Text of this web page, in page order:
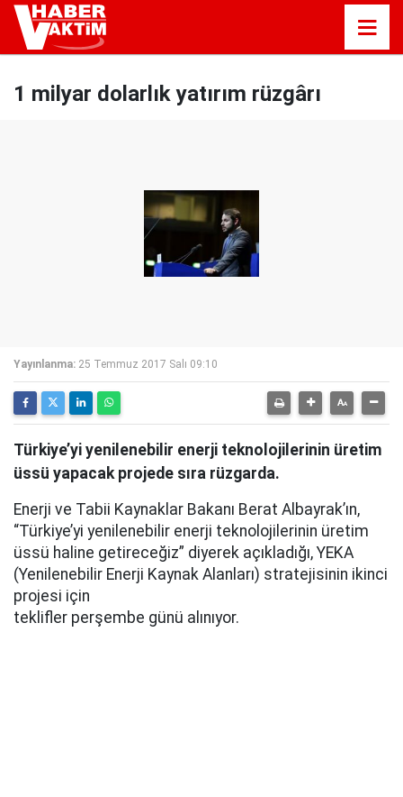
1 milyar dolarlık yatırım rüzgârı
Yayınlanma: 25 Temmuz 2017 Salı 09:10
Türkiye’yi yenilenebilir enerji teknolojilerinin üretim
üssü yapacak projede sıra rüzgarda.
Enerji ve Tabii Kaynaklar Bakanı Berat Albayrak’ın,
“Türkiye’yi yenilenebilir enerji teknolojilerinin üretim
üssü haline getireceğiz” diyerek açıkladığı, YEKA
(Yenilenebilir Enerji Kaynak Alanları) stratejisinin ikinci
projesi için
teklifler perşembe günü alınıyor.